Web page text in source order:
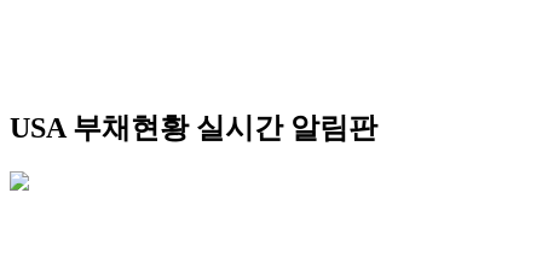
USA 부채현황 실시간 알림판